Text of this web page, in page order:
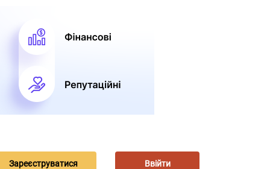
Зареєструватися Ввійти